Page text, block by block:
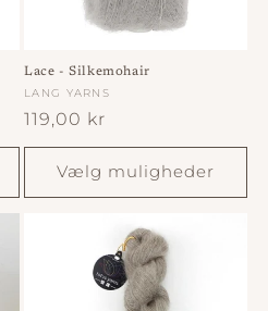
Lace - Silkemohair
Forhandler:
LANG YARNS
Normalpris
119,00 kr
Vælg muligheder